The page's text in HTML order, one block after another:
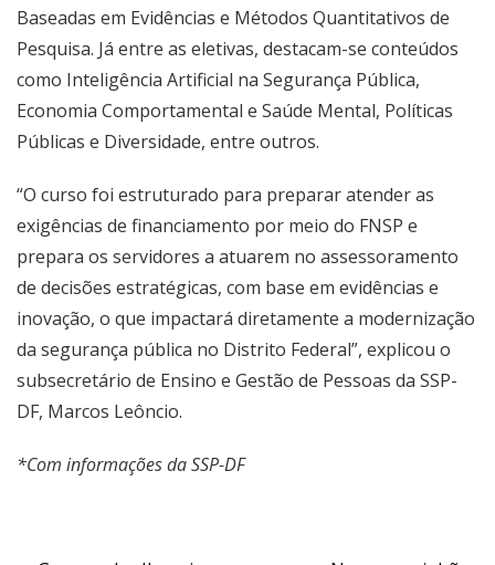
Baseadas em Evidências e Métodos Quantitativos de
Pesquisa. Já entre as eletivas, destacam-se conteúdos
como Inteligência Artificial na Segurança Pública,
Economia Comportamental e Saúde Mental, Políticas
Públicas e Diversidade, entre outros.
“O curso foi estruturado para preparar atender as
exigências de financiamento por meio do FNSP e
prepara os servidores a atuarem no assessoramento
de decisões estratégicas, com base em evidências e
inovação, o que impactará diretamente a modernização
da segurança pública no Distrito Federal”, explicou o
subsecretário de Ensino e Gestão de Pessoas da SSP-
DF, Marcos Leôncio.
*Com informações da SSP-DF